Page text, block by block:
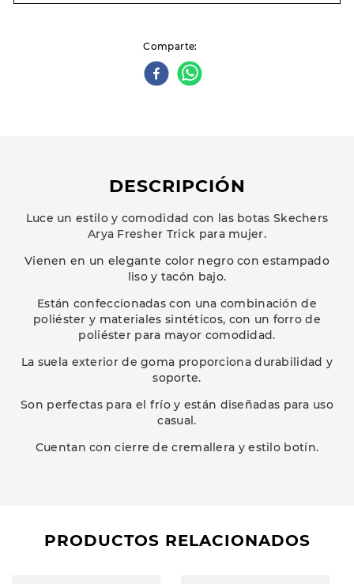
Comparte
DESCRIPCIÓN
Luce un estilo y comodidad con las botas Skechers
Arya Fresher Trick para mujer.
Vienen en un elegante color negro con estampado
liso y tacón bajo.
Están confeccionadas con una combinación de
poliéster y materiales sintéticos, con un forro de
poliéster para mayor comodidad.
La suela exterior de goma proporciona durabilidad y
soporte.
Son perfectas para el frío y están diseñadas para uso
casual.
Cuentan con cierre de cremallera y estilo botín.
PRODUCTOS RELACIONADOS